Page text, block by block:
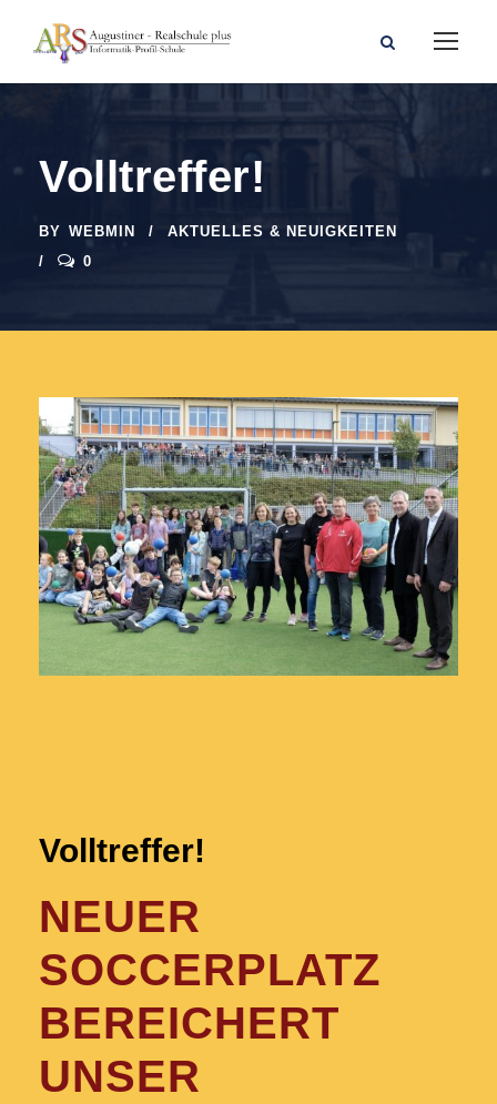
Volltreffer!
BY WEBMIN
AKTUELLES & NEUIGKEITEN
0
Volltreffer!
NEUER
SOCCERPLATZ
BEREICHERT
UNSER